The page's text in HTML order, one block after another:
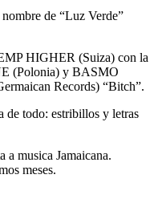
de “Luz Verde”
HIGHER (Suiza) con la
(Polonia) y BASMO
Records) “Bitch”.
de todo: estribillos y letras
musica Jamaicana.
meses.